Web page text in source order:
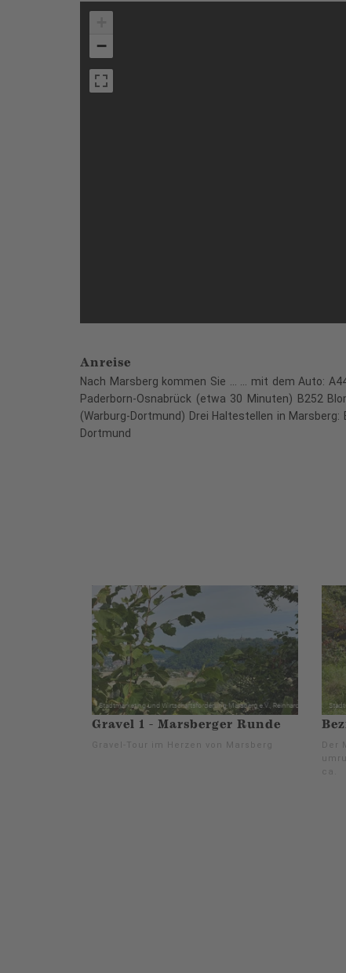
−
Anreise
Nach Marsberg kommen Sie ... ... mit dem Auto:
Paderborn-Osnabrück (etwa 30 Minuten) B252
(Warburg-Dortmund) Drei Haltestellen in
Dortmund
Gravel 1 - Marsberger Runde
Gravel-Tour im Herzen von Marsberg
Der
ca.